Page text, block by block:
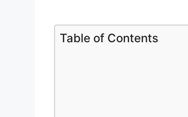
Table of Contents